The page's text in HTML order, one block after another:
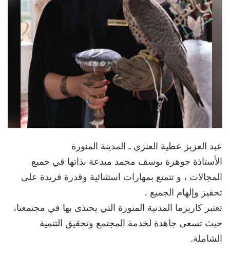
عبد العزيز عطية العنزي ـ المدينة المنورة
الأستاذة جوهرة يوسف محمد مبدعة بذاتها في جميع
المجالات ، و تتمتع بمهارات استثنائية وقدرة فريدة على
تحفيز وإلهام الجميع .
تعتبر كاريزما المدنية المنورة التي يحتذى بها في مجتمعنا،
حيث تسعى جاهدة لخدمة المجتمع وتحقيق التنمية
الشاملة.